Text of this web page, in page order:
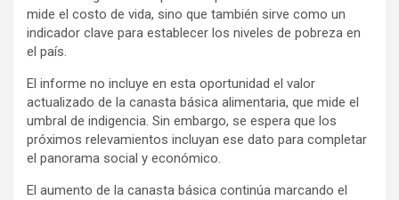
mide el costo de vida, sino que también sirve como un
indicador clave para establecer los niveles de pobreza en
el país.
El informe no incluye en esta oportunidad el valor
actualizado de la canasta básica alimentaria, que mide el
umbral de indigencia. Sin embargo, se espera que los
próximos relevamientos incluyan ese dato para completar
el panorama social y económico.
El aumento de la canasta básica continúa marcando el